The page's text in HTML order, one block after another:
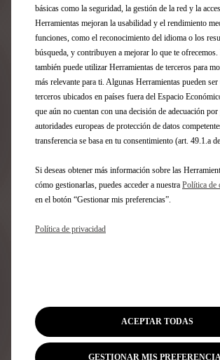
Price
is
36,46
€
Quantity
updated
to:
1
Añadir a la cesta
Entrega estimada:17/08
45,69€ -
básicas como la seguridad, la gestión de la red y la
Herramientas mejoran la usabilidad y el rendimiento
funciones, como el reconocimiento del idioma o los
búsqueda, y contribuyen a mejorar lo que te
también puede utilizar Herramientas de terceros para
más relevante para ti. Algunas Herramientas pueden ser
terceros ubicados en países fuera del Espacio
que aún no cuentan con una decisión de adecuación por
autoridades europeas de protección de datos
transferencia se basa en tu consentimiento (art. 49.1.a
Si deseas obtener más información sobre las
cómo gestionarlas, puedes acceder a nuestra Política de
en el botón “Gestionar mis preferencias”.
Política de privacidad
GESTIONAR MIS
ACEPTAR TODAS